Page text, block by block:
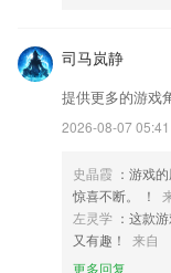
司马岚静
提供更多的游戏
2026-08-07 05:41
史晶霞 ：游戏
惊喜不断。 ！
左灵学 ：这款
又有趣！
来自
更多回复